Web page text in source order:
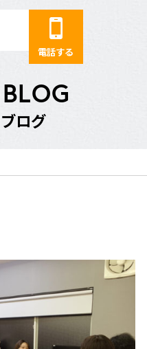
電話する
BLOG
ブログ